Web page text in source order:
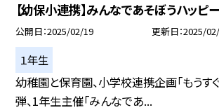
【幼保小連携】みんなであそぼうハッピ
公開日 2025/02/19 更新日 2025/
１年生
幼稚園と保育園、小学校連携企画「もうす
弾、1年生主催「みんなであ...